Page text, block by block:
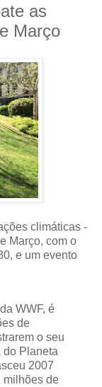
as
Março
climáticas -
Março, com o
e um evento
WWF, é
de
o seu
do Planeta
2007
milhões de